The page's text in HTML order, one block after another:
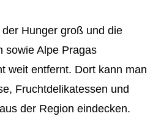
Hunger groß und die
sowie Alpe Pragas
weit entfernt. Dort kann man
Fruchtdelikatessen und
der Region eindecken.